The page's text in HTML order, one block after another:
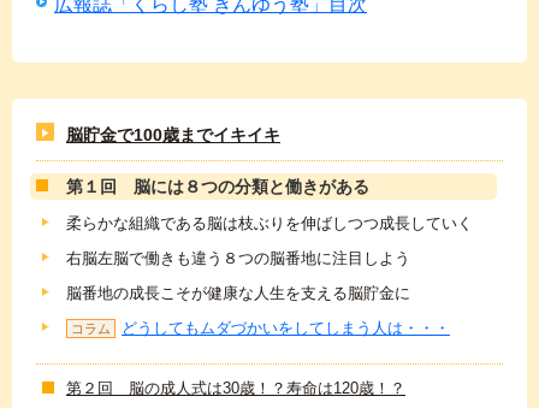
脳貯金で100歳までイキイキ
第１回 脳には８つの分類と働きがある
柔らかな組織である脳は枝ぶりを伸ばしつつ成長していく
右脳左脳で働きも違う８つの脳番地に注目しよう
脳番地の成長こそが健康な人生を支える脳貯金に
コラム どうしてもムダづかいをしてしまう人は・・・
第２回 脳の成人式は30歳！？寿命は120歳！？